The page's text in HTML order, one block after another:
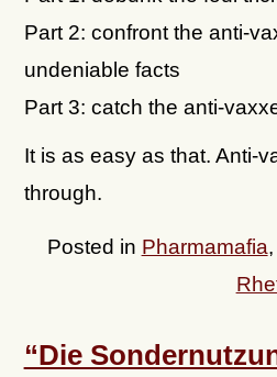
Part 2: confront the anti-
undeniable facts
Part 3: catch the anti-
It is as easy as that. Anti-
through.
Posted in Pharmamafia,
“Die